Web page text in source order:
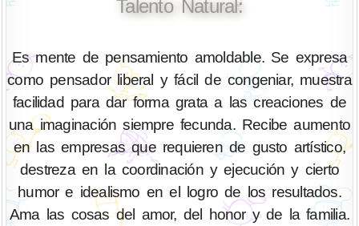
Talento Natural:
Es mente de pensamiento amoldable. Se expresa
como pensador liberal y fácil de congeniar, muestra
facilidad para dar forma grata a las creaciones de
una imaginación siempre fecunda. Recibe aumento
en las empresas que requieren de gusto artístico,
destreza en la coordinación y ejecución y cierto
humor e idealismo en el logro de los resultados.
Ama las cosas del amor, del honor y de la familia.